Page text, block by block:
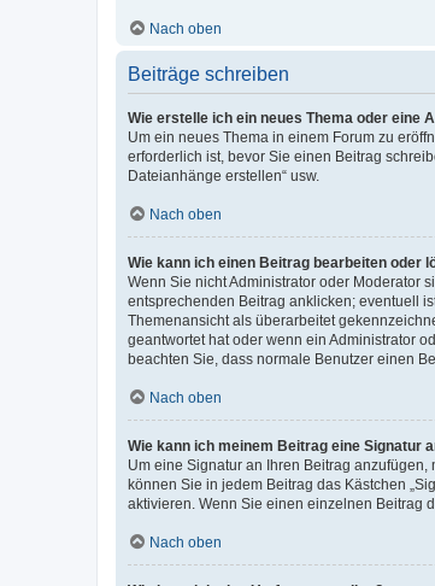
Nach oben
Beiträge schreiben
Wie erstelle ich ein neues Thema oder eine
Um ein neues Thema in einem Forum zu
erforderlich ist, bevor Sie einen Beitrag
Dateianhänge erstellen“ usw.
Nach oben
Wie kann ich einen Beitrag bearbeiten oder
Wenn Sie nicht Administrator oder Moderator
entsprechenden Beitrag anklicken; eventuell
Themenansicht als überarbeitet
geantwortet hat oder wenn ein Administrator
beachten Sie, dass normale Benutzer einen
Nach oben
Wie kann ich meinem Beitrag eine Signatur
Um eine Signatur an Ihren Beitrag
können Sie in jedem Beitrag das Kästchen
aktivieren. Wenn Sie einen einzelnen Beitrag
Nach oben